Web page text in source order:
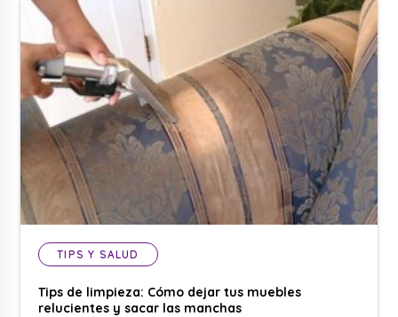
TIPS Y SALUD
Tips de limpieza: Cómo dejar tus muebles
relucientes y sacar las manchas